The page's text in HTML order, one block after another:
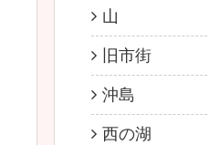
山
旧市街
沖島
西の湖